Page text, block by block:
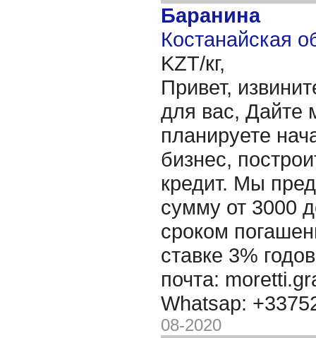
Баранина
Костанайская
KZT/кг,
Привет,
для вас, Дайте
планируете
бизнес,
кредит. Мы
сумму от 3000
сроком
ставке 3%
почта:
Whatsap:
08-2020